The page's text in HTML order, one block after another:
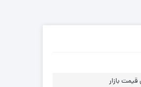
بازار